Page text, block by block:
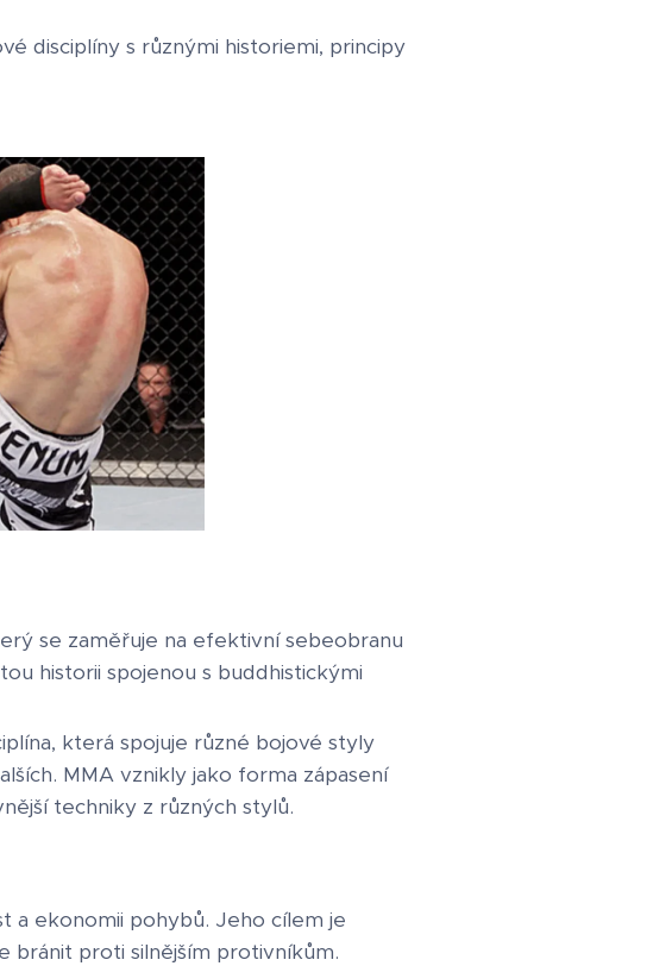
disciplíny s různými historiemi, principy
se zaměřuje na efektivní sebeobranu
historii spojenou s buddhistickými
která spojuje různé bojové styly
MMA vznikly jako forma zápasení
techniky z různých stylů.
a ekonomii pohybů. Jeho cílem je
bránit proti silnějším protivníkům.